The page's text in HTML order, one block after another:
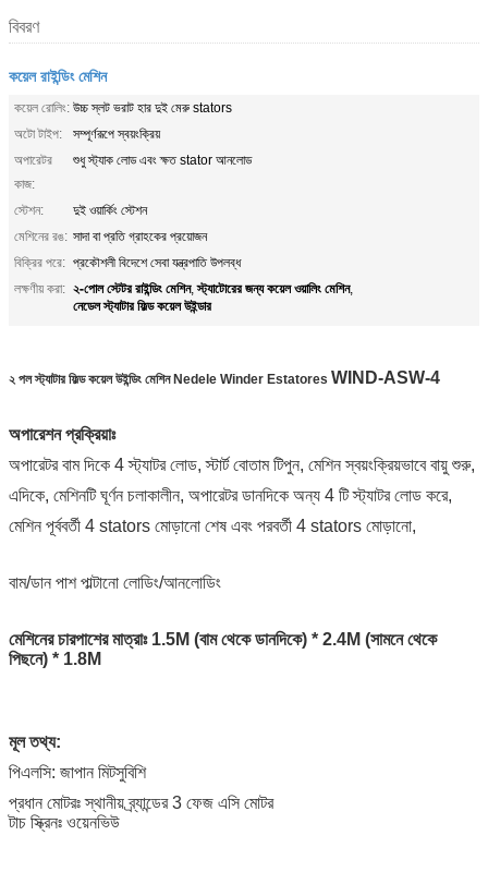
বিবরণ
কয়েল রাইন্ডিং মেশিন
কয়েল রোলিং: উচ্চ স্লট ভরাট হার দুই মেরু stators
অটো টাইপ:
সম্পূর্ণরূপে স্বয়ংক্রিয়
অপারেটর
কাজ:
শুধু স্ট্যাক লোড এবং ক্ষত stator আনলোড
স্টেশন:
দুই ওয়ার্কিং স্টেশন
মেশিনের রঙ: সাদা বা প্রতি গ্রাহকের প্রয়োজন
বিক্রির পরে: প্রকৌশলী বিদেশে সেবা যন্ত্রপাতি উপলব্ধ
লক্ষণীয় করা: ২-পোল স্টেটর রাইন্ডিং মেশিন,স্ট্যাটোরের জন্য কয়েল ওয়ালিং মেশিন,
নেডেল স্ট্যাটার ফিল্ড কয়েল উইন্ডার
২ পল স্ট্যাটার ফিল্ড কয়েল উইন্ডিং মেশিন Nedele Winder Estatores WIND-ASW-4
অপারেশন প্রক্রিয়াঃ
অপারেটর বাম দিকে 4 স্ট্যাটর লোড, স্টার্ট বোতাম টিপুন, মেশিন স্বয়ংক্রিয়ভাবে বায়ু শুরু,
এদিকে, মেশিনটি ঘূর্ণন চলাকালীন, অপারেটর ডানদিকে অন্য 4 টি স্ট্যাটর লোড করে,
মেশিন পূর্ববর্তী 4 stators মোড়ানো শেষ এবং পরবর্তী 4 stators মোড়ানো,
বাম/ডান পাশ পাল্টানো লোডিং/আনলোডিং
মেশিনের চারপাশের মাত্রাঃ 1.5M (বাম থেকে ডানদিকে) * 2.4M (সামনে থেকে
পিছনে) * 1.8M
মূল তথ্য:
পিএলসি: জাপান মিটসুবিশি
প্রধান মোটরঃ স্থানীয় ব্র্যান্ডের 3 ফেজ এসি মোটর
টাচ স্ক্রিনঃ ওয়েনভিউ